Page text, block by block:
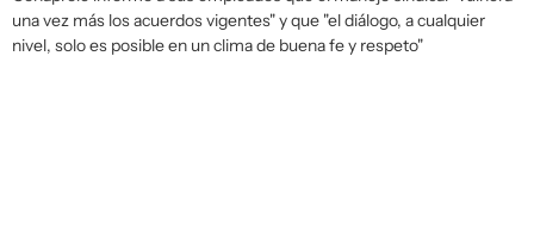
una vez más los acuerdos vigentes" y que "el diálogo, a cualquier
nivel, solo es posible en un clima de buena fe y respeto"